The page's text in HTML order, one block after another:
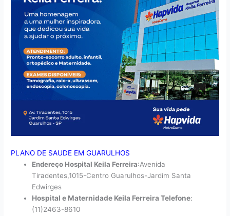
PLANO DE SAUDE EM GUARULHOS
Endereço Hospital Keila Ferreira:Avenida
Tiradentes,1015-Centro Guarulhos-Jardim Santa
Edwirges
Hospital e Maternidade Keila Ferreira Telefone:
(11)2463-8610